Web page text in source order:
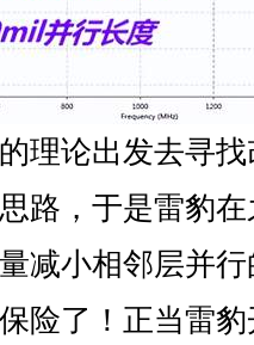
理论出发去寻
路，于是雷豹
减小相邻层并
险了！正当雷